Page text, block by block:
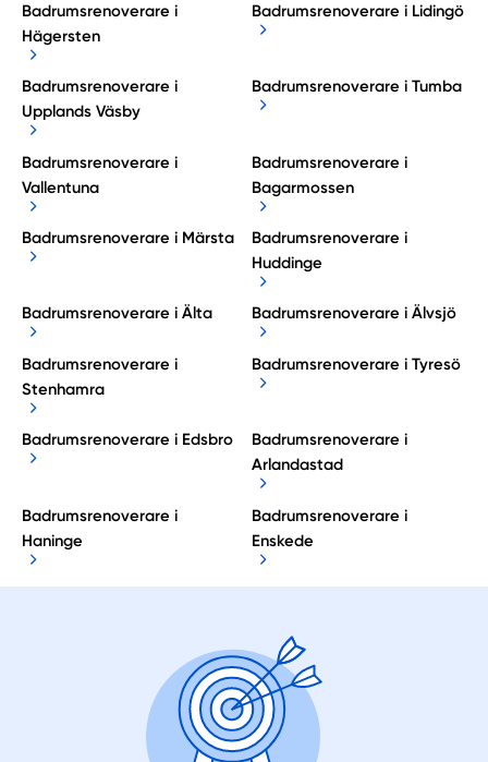
Badrumsrenoverare i
Hägersten
Badrumsrenoverare i Lidingö
Badrumsrenoverare i
Upplands Väsby
Badrumsrenoverare i Tumba
Badrumsrenoverare i
Vallentuna
Badrumsrenoverare i
Bagarmossen
Badrumsrenoverare i Märsta
Badrumsrenoverare i
Huddinge
Badrumsrenoverare i Älta Badrumsrenoverare i Älvsjö
Badrumsrenoverare i
Stenhamra
Badrumsrenoverare i Tyresö
Badrumsrenoverare i Edsbro
Badrumsrenoverare i
Arlandastad
Badrumsrenoverare i
Haninge
Badrumsrenoverare i
Enskede